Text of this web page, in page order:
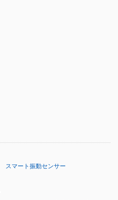
スマート振動センサー